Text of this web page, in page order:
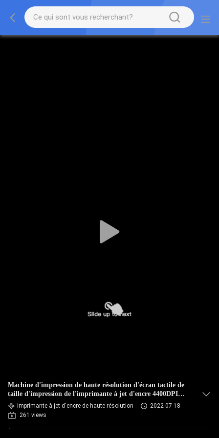
Machine d'impression de haute résolution d'écran tactile de
taille d'impression de l'imprimante à jet d'encre 4400DPI
54mmimprimante à jet d'encre de haute résolution
2022-07-18
261 views